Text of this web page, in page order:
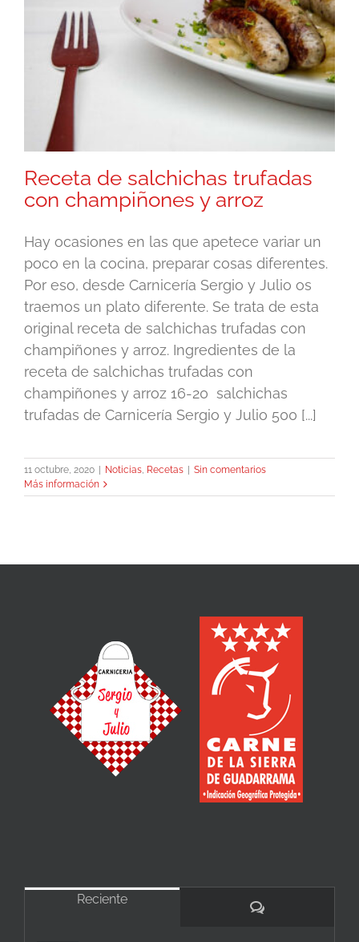
Receta de salchichas trufadas
con champiñones y arroz
Hay ocasiones en las que apetece variar un
poco en la cocina, preparar cosas diferentes.
Por eso, desde Carnicería Sergio y Julio os
traemos un plato diferente. Se trata de esta
original receta de salchichas trufadas con
champiñones y arroz. Ingredientes de la
receta de salchichas trufadas con
champiñones y arroz 16-20 salchichas
trufadas de Carnicería Sergio y Julio 500 [...]
11 octubre, 2020 Noticias, Recetas
Sin comentarios
Más información
Reciente
Comentarios